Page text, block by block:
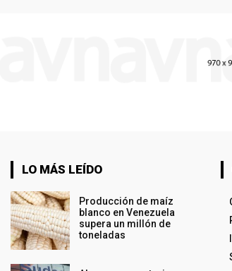
LO MÁS LEÍDO
Producción de maíz
blanco en Venezuela
supera un millón de
toneladas